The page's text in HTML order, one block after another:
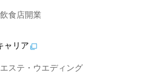
食店開業
ャリア
ステ・ウエディング